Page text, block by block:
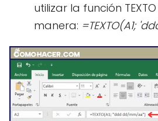
utilizar la función
manera: =TEXTO(A1;